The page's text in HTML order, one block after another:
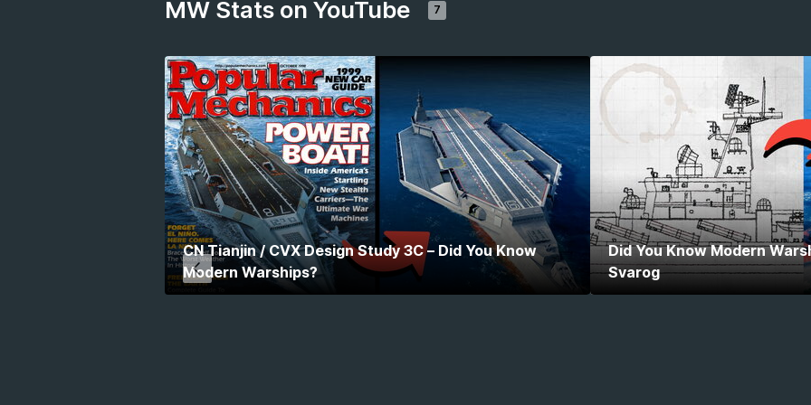
MW Stats on YouTube 7
CN Tianjin / CVX Design Study 3C – Did You Know
Modern Warships?
Did You Know Modern
Svarog